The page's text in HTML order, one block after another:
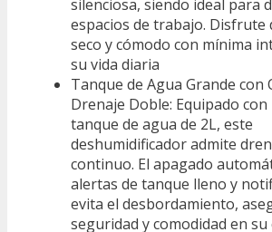
silenciosa, siendo ideal para
espacios de trabajo. Disfrute
seco y cómodo con mínima
su vida diaria
Tanque de Agua Grande con
Drenaje Doble: Equipado
tanque de agua de 2L, este
deshumidificador admite
continuo. El apagado
alertas de tanque lleno y
evita el desbordamiento,
seguridad y comodidad en